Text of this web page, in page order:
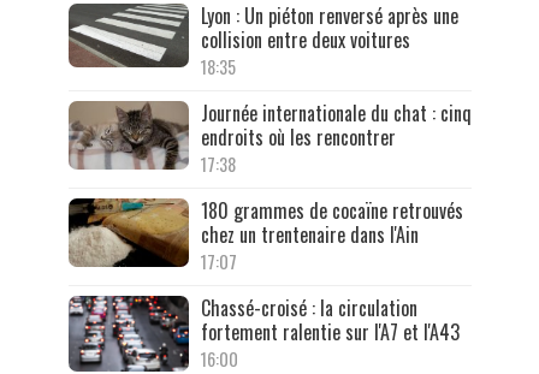
Lyon : Un piéton renversé après une
collision entre deux voitures
18:35
Journée internationale du chat : cinq
endroits où les rencontrer
17:38
180 grammes de cocaïne retrouvés
chez un trentenaire dans l'Ain
17:07
Chassé-croisé : la circulation
fortement ralentie sur l'A7 et l'A43
16:00